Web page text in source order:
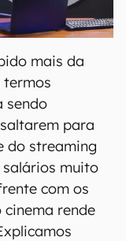
mais da
termos
sendo
para
do streaming
muito
com os
rende